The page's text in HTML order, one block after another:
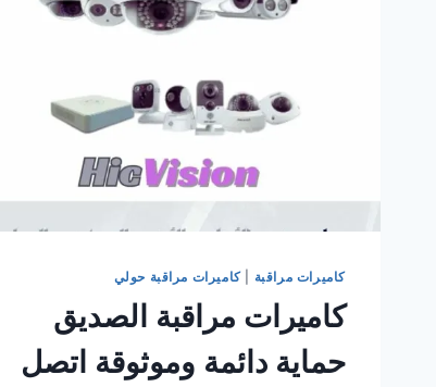
اتصل
كاميرات مراقبة |كاميرات مراقبة حولي
كاميرات مراقبة الصديق
حماية دائمة وموثوقة اتصل